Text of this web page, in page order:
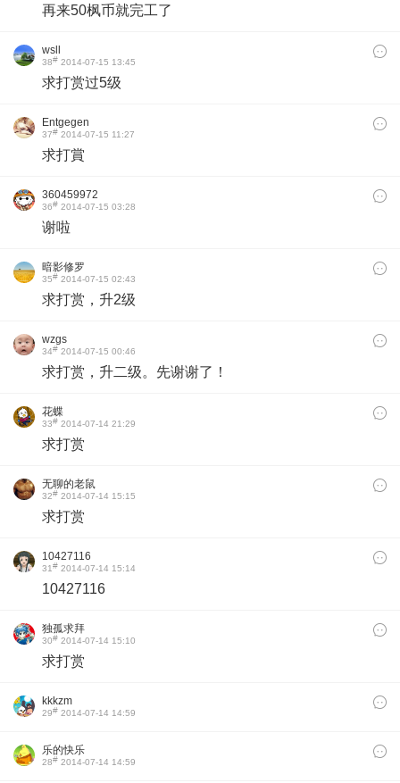
再来50枫币就完工了
wsll
38# 2014-07-15 13:45
求打赏过5级
Entgegen
37# 2014-07-15 11:27
求打賞
360459972
36# 2014-07-15 03:28
谢啦
暗影修罗
35# 2014-07-15 02:43
求打赏，升2级
wzgs
34# 2014-07-15 00:46
求打赏，升二级。 先谢谢了！
花蝶
33# 2014-07-14 21:29
求打赏
无聊的老鼠
32# 2014-07-14 15:15
求打赏
10427116
31# 2014-07-14 15:14
10427116
独孤求拜
30# 2014-07-14 15:10
求打赏
kkkzm
29# 2014-07-14 14:59
乐的快乐
28# 2014-07-14 14:59